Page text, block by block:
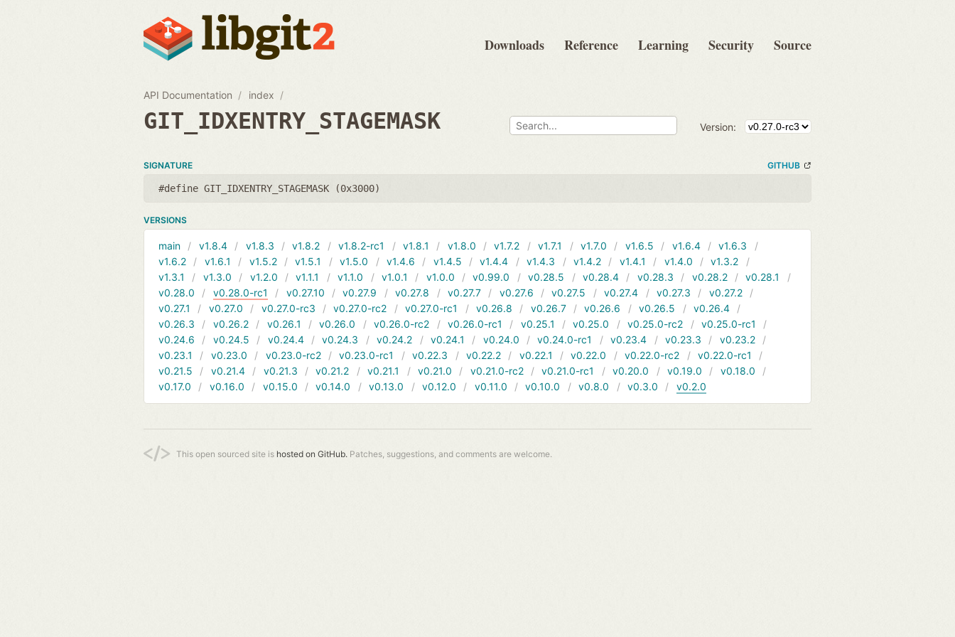
Downloads Reference Learning Security Source
API Documentation index
GIT_IDXENTRY_STAGEMASK Version:
SIGNATURE GITHUB
#define GIT_IDXENTRY_STAGEMASK (0x3000)
VERSIONS
main v1.8.4 v1.8.3 v1.8.2 v1.8.2-rc1 v1.8.1 v1.8.0 v1.7.2 v1.7.1 v1.7.0 v1.6.5 v1.6.4
v1.6.3
v1.6.2
v1.6.1 v1.5.2 v1.5.1 v1.5.0 v1.4.6 v1.4.5 v1.4.4 v1.4.3 v1.4.2 v1.4.1 v1.4.0
v1.3.2
v1.3.1
v1.3.0 v1.2.0 v1.1.1 v1.1.0 v1.0.1 v1.0.0 v0.99.0 v0.28.5 v0.28.4 v0.28.3 v0.28.2
v0.28.1
v0.28.0
v0.28.0-rc1 v0.27.10 v0.27.9 v0.27.8 v0.27.7 v0.27.6 v0.27.5 v0.27.4 v0.27.3
v0.27.2
v0.27.1
v0.27.0 v0.27.0-rc3 v0.27.0-rc2 v0.27.0-rc1 v0.26.8 v0.26.7 v0.26.6 v0.26.5
v0.26.4
v0.26.3
v0.26.2 v0.26.1 v0.26.0 v0.26.0-rc2 v0.26.0-rc1 v0.25.1 v0.25.0 v0.25.0-rc2
v0.25.0-rc1
v0.24.6
v0.24.5 v0.24.4 v0.24.3 v0.24.2 v0.24.1 v0.24.0 v0.24.0-rc1 v0.23.4 v0.23.3
v0.23.2
v0.23.1
v0.23.0 v0.23.0-rc2 v0.23.0-rc1 v0.22.3 v0.22.2 v0.22.1 v0.22.0 v0.22.0-rc2
v0.22.0-rc1
v0.21.5
v0.21.4 v0.21.3 v0.21.2 v0.21.1 v0.21.0 v0.21.0-rc2 v0.21.0-rc1 v0.20.0 v0.19.0
v0.18.0
v0.17.0
v0.16.0 v0.15.0 v0.14.0 v0.13.0 v0.12.0 v0.11.0 v0.10.0 v0.8.0 v0.3.0 v0.2.0
This open sourced site is hosted on GitHub. Patches, suggestions, and comments are welcome.